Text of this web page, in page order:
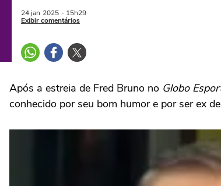
24 jan 2025 - 15h29
Exibir comentários
Após a estreia de Fred Bruno no Globo
conhecido por seu bom humor e por ser ex